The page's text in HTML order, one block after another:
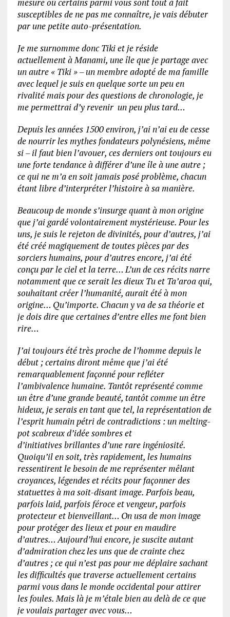
mesure où certains parmi vous sont tout à fait
susceptibles de ne pas me connaître, je vais débuter
par une petite auto-présentation.
Je me surnomme donc Tiki et je réside
actuellement à Manami, une île que je partage avec
un autre « Tiki » – un membre adopté de ma famille
avec lequel je suis en quelque sorte un peu en
rivalité mais pour des questions de chronologie, je
me permettrai d’y revenir un peu plus tard…
Depuis les années 1500 environ, j’ai n’ai eu de cesse
de nourrir les mythes fondateurs polynésiens, même
si – il faut bien l’avouer, ces derniers ont toujours eu
une forte tendance à différer d’une île à une autre ;
ce qui ne m’a en soit jamais posé problème, chacun
étant libre d’interpréter l’histoire à sa manière.
Beaucoup de monde s’insurge quant à mon origine
que j’ai gardé volontairement mystérieuse. Pour les
uns, je suis le rejeton de divinités, pour d’autres, j’ai
été créé magiquement de toutes pièces par des
sorciers humains, pour d’autres encore, j’ai été
conçu par le ciel et la terre… L’un de ces récits narre
notamment que ce serait les dieux Tu et Ta’aroa qui,
souhaitant créer l’humanité, aurait été à mon
origine… Qu’importe. Chacun y va de sa théorie et
je dois dire que certaines d’entre elles me font bien
rire…
J’ai toujours été très proche de l’homme depuis le
début ; certains diront même que j’ai été
remarquablement façonné pour refléter
l’ambivalence humaine. Tantôt représenté comme
un être d’une grande beauté, tantôt comme un être
hideux, je serais en tant que tel, la représentation de
l’esprit humain pétri de contradictions : un melting-
pot scabreux d’idée sombres et
d’initiatives brillantes d’une rare ingéniosité.
Quoiqu’il en soit, très rapidement, les humains
ressentirent le besoin de me représenter mêlant
croyances, légendes et récits pour façonner des
statuettes à ma soit-disant image. Parfois beau,
parfois laid, parfois féroce et vengeur, parfois
protecteur et bienveillant… On usa de mon image
pour protéger des lieux et pour en maudire
d’autres… Aujourd’hui encore, je suscite autant
d’admiration chez les uns que de crainte chez
d’autres ; ce qui n’est pas pour me déplaire sachant
les difficultés que traverse actuellement certains
parmi vous dans le monde occidental pour attirer
les foules. Mais là je m’étale bien au delà de ce que
je voulais partager avec vous…